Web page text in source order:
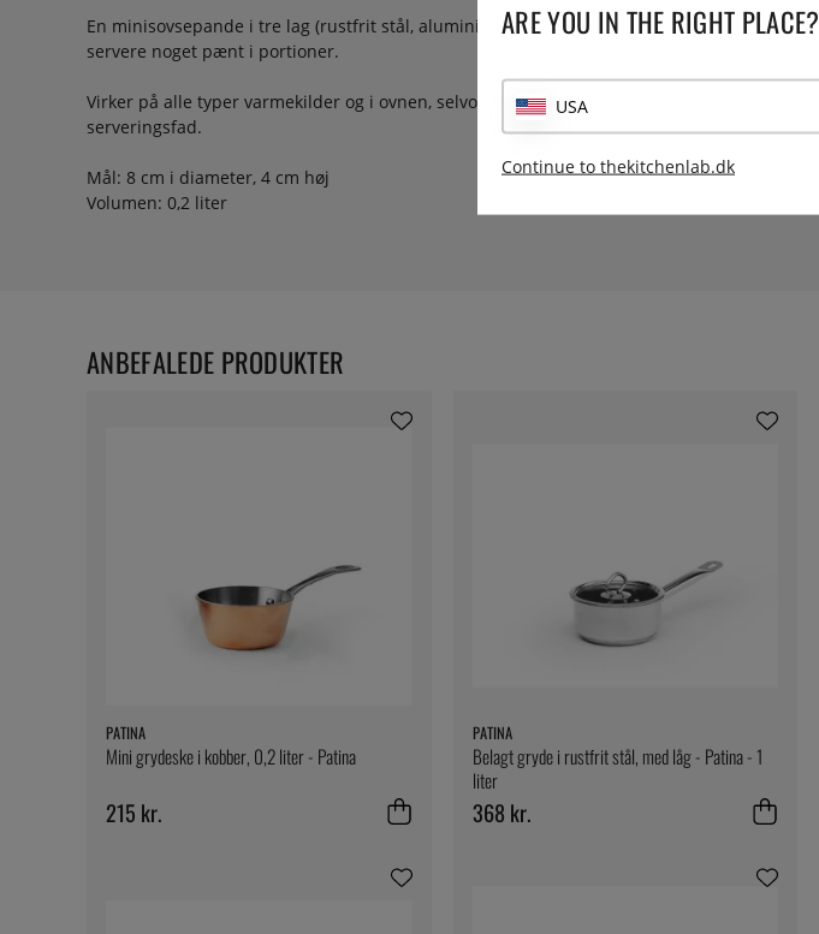
En minisovsepande i tre lag (rustfrit stål, aluminium, rustfrit stål). Perfekt, når du vil
servere noget pænt i portioner.
Virker på alle typer varmekilder og i ovnen, selvom den primært er tænkt som et
serveringsfad.
Mål: 8 cm i diameter, 4 cm høj
Volumen: 0,2 liter
PATINA
Mini grydeske i kobber, 0,2 liter - Patina
215 kr.
PATINA
Belagt gryde i rustfrit stål, med låg - Patina - 1
liter
368 kr.
ANBEFALEDE PRODUKTER
ARE YOU IN THE RIGHT PLACE?
USA
Continue to thekitchenlab.dk